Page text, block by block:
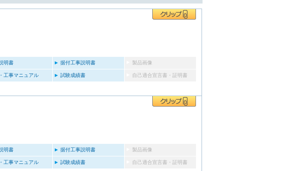
明書 据付工事説明書 製品画像
工事マニュアル 試験成績書 自己適合宣言書・証明書
明書 据付工事説明書 製品画像
工事マニュアル 試験成績書 自己適合宣言書・証明書